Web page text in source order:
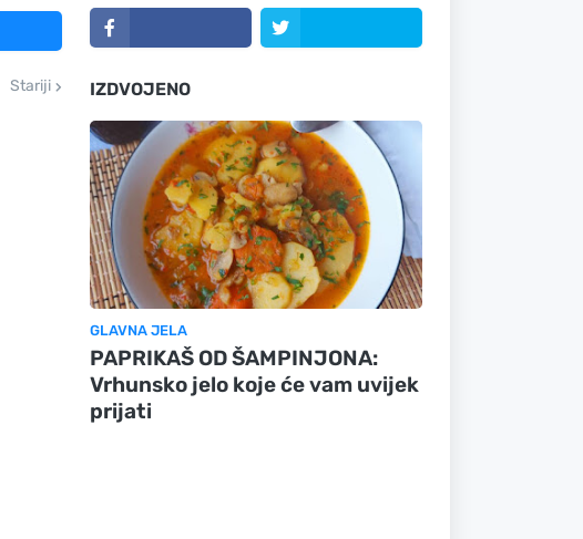
Stariji IZDVOJENO
GLAVNA JELA
PAPRIKAŠ OD ŠAMPINJONA:
Vrhunsko jelo koje će vam uvijek
prijati